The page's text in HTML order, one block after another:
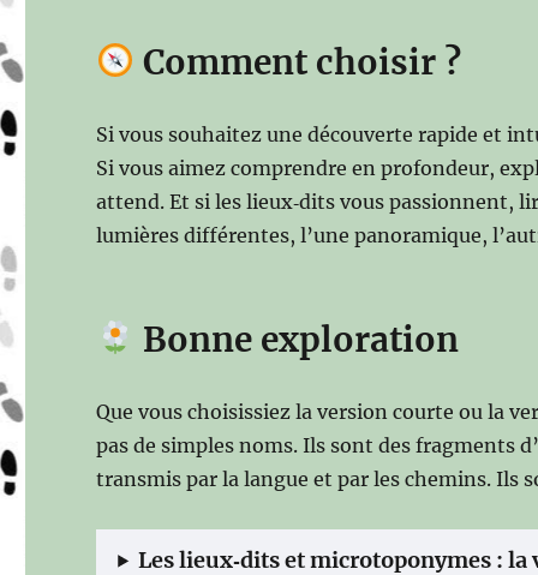
Comment choisir ?
Si vous souhaitez une découverte rapide et
Si vous aimez comprendre en profondeur,
attend. Et si les lieux‑dits vous passionnent,
lumières différentes, l’une panoramique,
Bonne exploration
Que vous choisissiez la version courte ou la
pas de simples noms. Ils sont des fragments
transmis par la langue et par les chemins. Ils
Les lieux‑dits et microtoponymes :